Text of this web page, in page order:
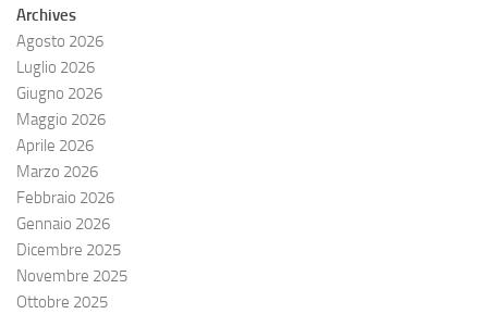
Archives
Agosto 2026
Luglio 2026
Giugno 2026
Maggio 2026
Aprile 2026
Marzo 2026
Febbraio 2026
Gennaio 2026
Dicembre 2025
Novembre 2025
Ottobre 2025